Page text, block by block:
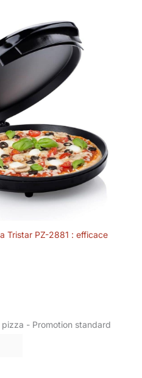
la fête des mères
que tout le monde
peut demander.
Construisez des
liens familiaux
infinis autour de la
pizza et plus
encore. PIEZANO
cadeau pour la fête
des pères, la fête
des mères, et plus
encore.
Tristar PZ-2881 : efficace